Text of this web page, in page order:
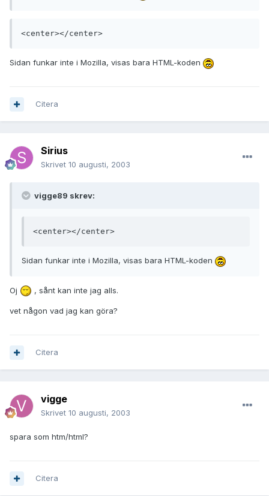
<center></center>
Sidan funkar inte i Mozilla, visas bara HTML-koden
Citera
Sirius
Skrivet 10 augusti, 2003
vigge89 skrev:
<center></center>
Sidan funkar inte i Mozilla, visas bara HTML-koden
Oj , sånt kan inte jag alls.
vet någon vad jag kan göra?
Citera
vigge
Skrivet 10 augusti, 2003
spara som htm/html?
Citera